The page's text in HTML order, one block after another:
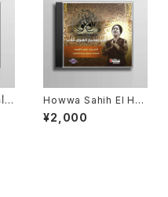
Howwa Sahih El Ha
wa Ghallab (هو صحيح
¥2,000